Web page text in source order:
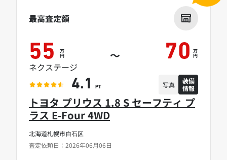
北海道札幌市白石区
査定依頼日：2026年06月06日
トヨタ プリウス 1.8 S セーフティ プ
ラス E-Four 4WD
最高査定額
55 万
円 ～ 70 万
円
ネクステージ
4.1 PT 写真
装備
情報